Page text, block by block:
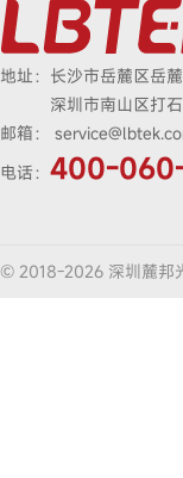
地址： 长沙市岳麓区岳
深圳市南山区打
邮箱：
电话： 400-
© 2018-2026 深圳麓邦